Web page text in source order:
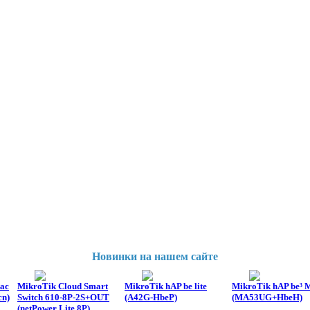
Новинки на нашем сайте
MikroTik Cloud Smart
Switch 610-8P-2S+OUT
MikroTik hAP be lite
(A42G-HbeP)
MikroTik hAP be³
(MA53UG+HbeH)